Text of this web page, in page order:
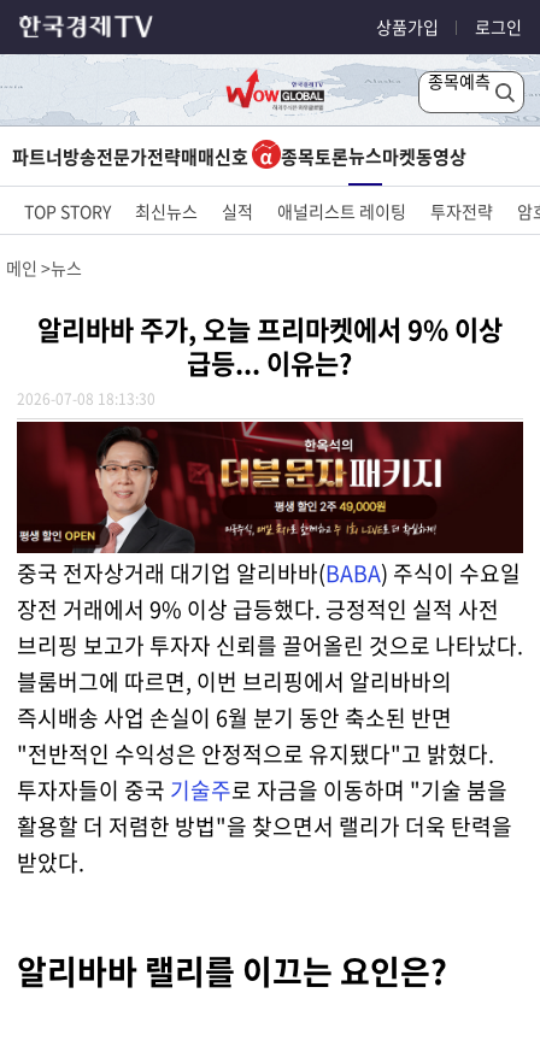
상품가입 로그인
종목예측
파트너방송전문가전략매매신호 종목토론뉴스마켓동영상
TOP STORY 최신뉴스 실적 애널리스트 레이팅 투자전략 암
메인 뉴스
알리바바 주가, 오늘 프리마켓에서 9% 이상
급등... 이유는?
2026-07-08 18:13:30
중국 전자상거래 대기업 알리바바(BABA) 주식이 수요일
장전 거래에서 9% 이상 급등했다. 긍정적인 실적 사전
브리핑 보고가 투자자 신뢰를 끌어올린 것으로 나타났다.
블룸버그에 따르면, 이번 브리핑에서 알리바바의
즉시배송 사업 손실이 6월 분기 동안 축소된 반면
"전반적인 수익성은 안정적으로 유지됐다"고 밝혔다.
투자자들이 중국 기술주로 자금을 이동하며 "기술 붐을
활용할 더 저렴한 방법"을 찾으면서 랠리가 더욱 탄력을
받았다.
알리바바 랠리를 이끄는 요인은?